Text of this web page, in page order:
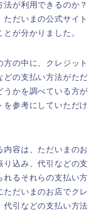
が利用できるのか？
だいまの公式サイト
が分かりました。
の中に、クレジット
どの支払い方法がただ
うかを調べている方が
を参考にしていただけ
内容は、ただいまのお
り込み、代引などの支
れるそれらの支払い方
だいまのお店でクレ
代引などの支払い方法